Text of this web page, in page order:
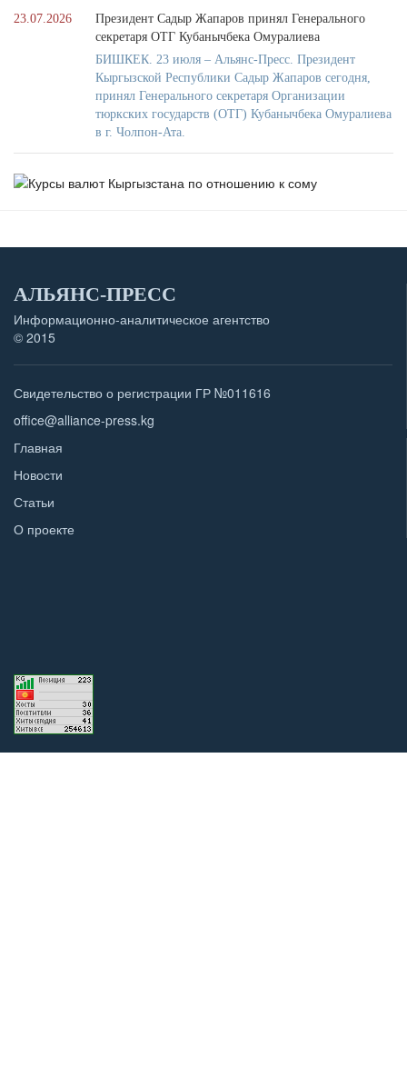
23.07.2026
Президент Садыр Жапаров принял Генерального
секретаря ОТГ Кубанычбека Омуралиева
БИШКЕК. 23 июля – Альянс-Пресс. Президент
Кыргызской Республики Садыр Жапаров сегодня,
принял Генерального секретаря Организации
тюркских государств (ОТГ) Кубанычбека Омуралиева
в г. Чолпон-Ата.
АЛЬЯНС-ПРЕСС
Информационно-аналитическое агентство
© 2015
Свидетельство о регистрации ГР №011616
office@alliance-press.kg
Главная
Новости
Статьи
О проекте